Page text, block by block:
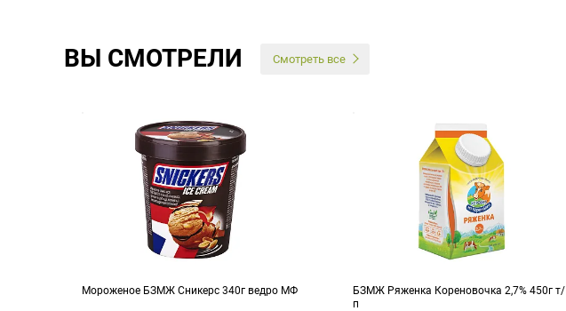
ВЫ СМОТРЕЛИ Смотреть все
Мороженое БЗМЖ Сникерс 340г ведро МФ
БЗМЖ Ряженка Кореновочка 2,7% 450г т/
п